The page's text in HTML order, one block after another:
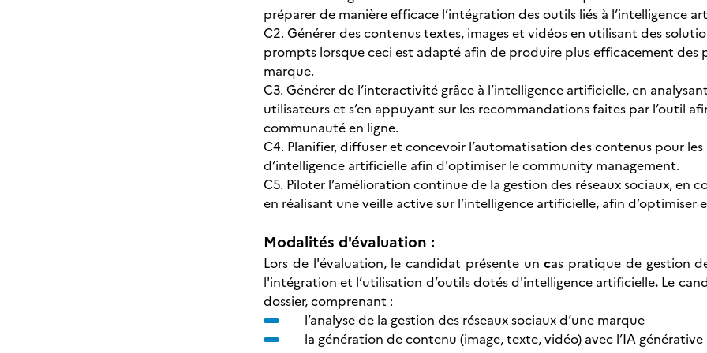
préparer de manière efficace l’intégration des outils liés à l’intelligence
C2. Générer des contenus textes, images et vidéosen utilisant des
prompts lorsque ceci est adapté afin de produire plus efficacement des
marque.
C3. Générer de l’interactivité grâce à l’intelligence artificielle, en
utilisateurs et s’en appuyant sur les recommandations faites par l’outil
communauté en ligne.
C4. Planifier, diffuser et concevoir l’automatisation des contenus pour
d’intelligence artificielle afin d'optimiser le community management.
C5. Piloter l’amélioration continue de la gestion des réseaux sociaux,
en réalisant une veille active sur l’intelligence artificielle, afin
Modalités d'évaluation :
Lors de l'évaluation, le candidat présente un cas pratique de gestion
l'intégration et l’utilisation d’outils dotés d'intelligence artificielle. Le
dossier, comprenant :
l’analyse de la gestion des réseaux sociaux d’une marque
la génération de contenu (image, texte, vidéo) avec l’IA générative